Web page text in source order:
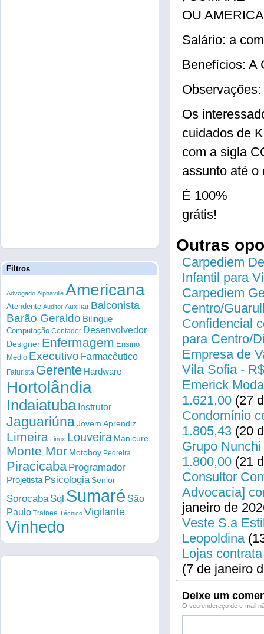
OU
Salário: a
Benefícios: A
Os
cuidados de
com a sigla
assunto até o
É 100%
grátis!
Outras
Carpediem
Infantil para
Carpediem
Centro/
Confidencial
para Centro/
Empresa de
Vila Sofia -
Emerick
1.621,00 (27
Condomínio
1.805,43 (20
Grupo
1.800,00 (21
Consultor
Advocacia]
janeiro de
Veste S.a
Leopoldina
Lojas
(7 de janeiro
Deixe um
O seu endereço de e-mail
Filtros
Advogado Alphaville Americana
Atendente Auditor Auxiliar Balconista
Barão Geraldo Bilingue
Computação Contador Desenvolvedor
Designer Enfermagem Ensino
Médio Executivo Farmacêutico
Faturista Gerente Hardware
Hortolândia
Indaiatuba Instrutor
Jaguariúna Jovem Aprendiz
Limeira Linux Louveira Manicure
Monte Mor Motoboy Pedreira
Piracicaba Programador
Projetista PsicologiaSenior
Sorocaba Sql Sumaré São
Paulo Trainee Técnico Vigilante
Vinhedo